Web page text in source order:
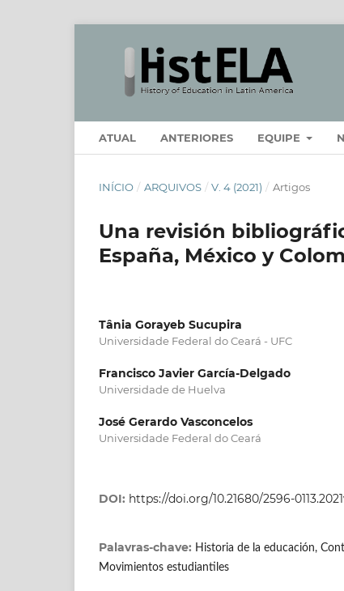
ATUAL ANTERIORES EQUIPE
INÍCIO / ARQUIVOS / V. 4 (2021) / Artigos
Una revisión
España, México y
Tânia Gorayeb Sucupira
Universidade Federal do Ceará - UFC
Francisco Javier García-Delgado
Universidade de Huelva
José Gerardo Vasconcelos
Universidade Federal do Ceará
DOI: https://doi.org/10.21680/2596-
Palavras-chave: Historia de la educación,
Movimientos estudiantiles